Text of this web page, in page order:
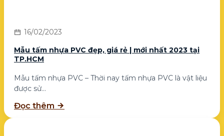
16/02/2023
Mẫu tấm nhựa PVC đẹp, giá rẻ | mới nhất 2023 tại
TP.HCM
Mẫu tấm nhựa PVC – Thời nay tấm nhựa PVC là vật liệu
được sử...
Đọc thêm